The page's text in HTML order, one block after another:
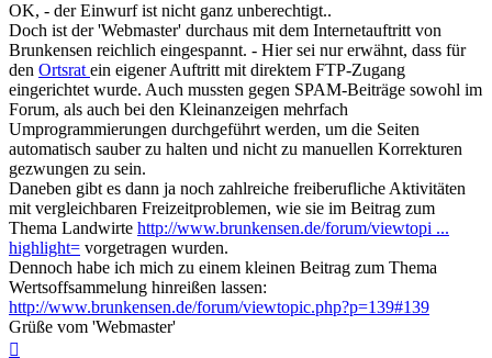
OK, - der Einwurf ist nicht ganz unberechtigt..
Doch ist der 'Webmaster' durchaus mit dem Internetauftritt von
Brunkensen reichlich eingespannt. - Hier sei nur erwähnt, dass für
den Ortsrat ein eigener Auftritt mit direktem FTP-Zugang
eingerichtet wurde. Auch mussten gegen SPAM-Beiträge sowohl im
Forum, als auch bei den Kleinanzeigen mehrfach
Umprogrammierungen durchgeführt werden, um die Seiten
automatisch sauber zu halten und nicht zu manuellen Korrekturen
gezwungen zu sein.
Daneben gibt es dann ja noch zahlreiche freiberufliche Aktivitäten
mit vergleichbaren Freizeitproblemen, wie sie im Beitrag zum
Thema Landwirte http://www.brunkensen.de/forum/viewtopi ...
highlight= vorgetragen wurden.
Dennoch habe ich mich zu einem kleinen Beitrag zum Thema
Wertsoffsammelung hinreißen lassen:
http://www.brunkensen.de/forum/viewtopic.php?p=139#139
Grüße vom 'Webmaster'